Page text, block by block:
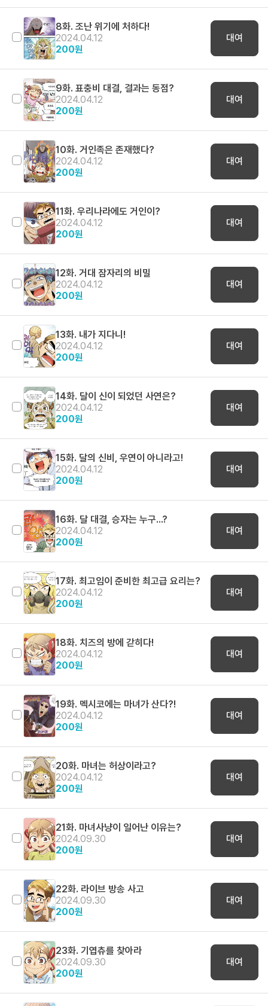
8화. 조난 위기에 처하다!
2024.04.12
200원
대여
9화. 표충비 대결, 결과는 동점?
2024.04.12
200원
대여
10화. 거인족은 존재했다?
2024.04.12
200원
대여
11화. 우리나라에도 거인이?
2024.04.12
200원
대여
12화. 거대 잠자리의 비밀
2024.04.12
200원
대여
13화. 내가 지다니!
2024.04.12
200원
대여
14화. 달이 신이 되었던 사연은?
2024.04.12
200원
대여
15화. 달의 신비, 우연이 아니라고!
2024.04.12
200원
대여
16화. 달 대결, 승자는 누구...?
2024.04.12
200원
대여
17화. 최고임이 준비한 최고급 요리는?
2024.04.12
200원
대여
18화. 치즈의 방에 갇히다!
2024.04.12
200원
대여
19화. 멕시코에는 마녀가 산다?!
2024.04.12
200원
대여
20화. 마녀는 허상이라고?
2024.04.12
200원
대여
21화. 마녀사냥이 일어난 이유는?
2024.09.30
200원
대여
22화. 라이브 방송 사고
2024.09.30
200원
대여
23화. 기엽츄를 찾아라
2024.09.30
200원
대여